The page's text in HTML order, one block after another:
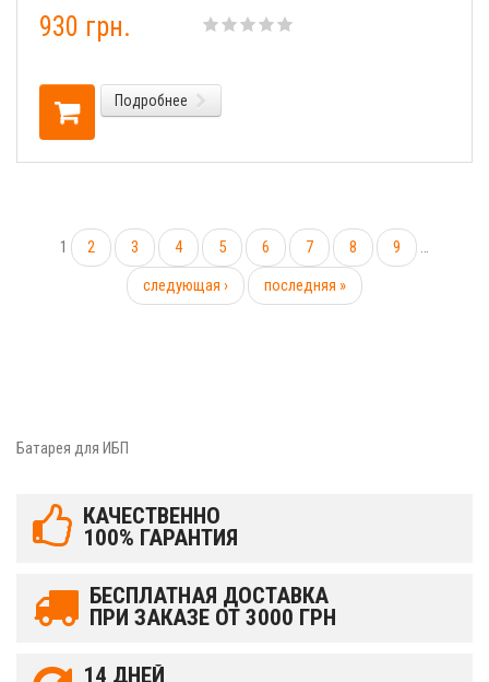
930 грн.
Подробнее
1 2 3 4 5 6 7 8 9
…
следующая ›
последняя »
Батарея для ИБП
КАЧЕСТВЕННО
100% ГАРАНТИЯ
БЕСПЛАТНАЯ ДОСТАВКА
ПРИ ЗАКАЗЕ ОТ 3000 ГРН
14 ДНЕЙ